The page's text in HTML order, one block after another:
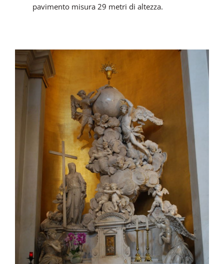
pavimento misura 29 metri di altezza.